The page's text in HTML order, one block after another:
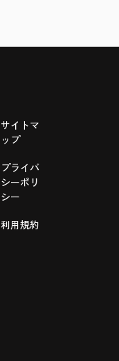
サイトマ
ップ
プライバ
シーポリ
シー
利用規約